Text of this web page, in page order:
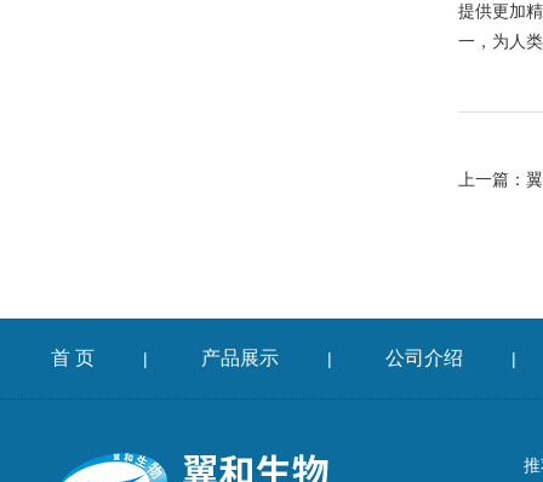
提供更加
一，为人
上一篇：
首 页 | 产品展示 | 公司介绍 |